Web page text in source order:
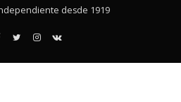
desde 1919